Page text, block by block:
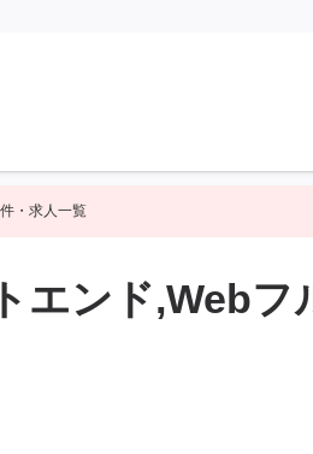
・求人一覧
エンド,Webフ